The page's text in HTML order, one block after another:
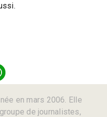
en mars 2006. Elle
de journalistes,